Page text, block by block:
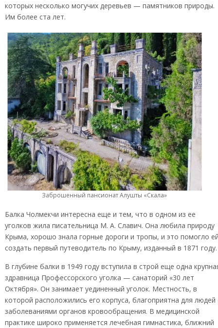
которых несколько могучих деревьев — памятников природы.
Им более ста лет.
Заброшенный пансионат Алушты «Скала»
Балка Чолмекчи интересна еще и тем, что в одном из ее
уголков жила писательница М. А. Славич. Она любила природу
Крыма, хорошо знала горные дороги и тропы, и это помогло
создать первый путеводитель по Крыму, изданный в 1871 году.
В глубине балки в 1949 году вступила в строй еще одна
здравница Профессорского уголка — санаторий «30 лет
Октября». Он занимает уединенный уголок. Местность, в
которой расположились его корпуса, благоприятна для людей
заболеваниями органов кровообращения. В медицинской
практике широко применяется лечебная гимнастика, ближний